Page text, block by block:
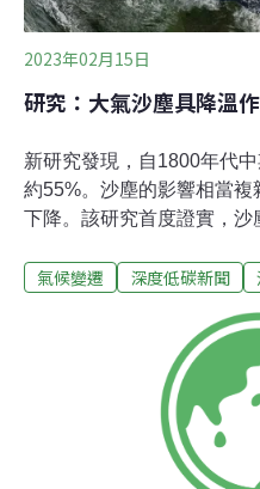
2023年02月15日
研究：大氣沙塵具降溫
新研究發現，自1800年代
約55%。沙塵的影響相當
下降。該研究首度證實，
現況更嚴重。沙塵抵銷暖
Environment）期刊。主要
（UCLA）大氣物理學家柯
1850 年以來，人為活動已
塵效應，實際增溫可能會
約抵銷了8%的暖化效應。
響也很重要。這項發現有
氣候變遷 深度低碳新聞